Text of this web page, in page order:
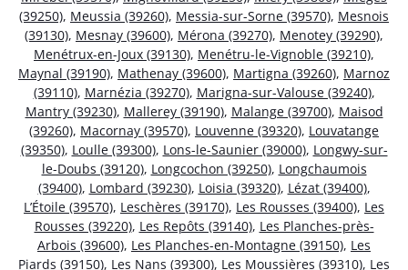
(39250), Meussia (39260), Messia-sur-Sorne (39570), Mesnois
(39130), Mesnay (39600), Mérona (39270), Menotey (39290),
Menétrux-en-Joux (39130), Menétru-le-Vignoble (39210),
Maynal (39190), Mathenay (39600), Martigna (39260), Marnoz
(39110), Marnézia (39270), Marigna-sur-Valouse (39240),
Mantry (39230), Mallerey (39190), Malange (39700), Maisod
(39260), Macornay (39570), Louvenne (39320), Louvatange
(39350), Loulle (39300), Lons-le-Saunier (39000), Longwy-sur-
le-Doubs (39120), Longcochon (39250), Longchaumois
(39400), Lombard (39230), Loisia (39320), Lézat (39400),
L’Étoile (39570), Leschères (39170), Les Rousses (39400), Les
Rousses (39220), Les Repôts (39140), Les Planches-près-
Arbois (39600), Les Planches-en-Montagne (39150), Les
Piards (39150), Les Nans (39300), Les Moussières (39310), Les